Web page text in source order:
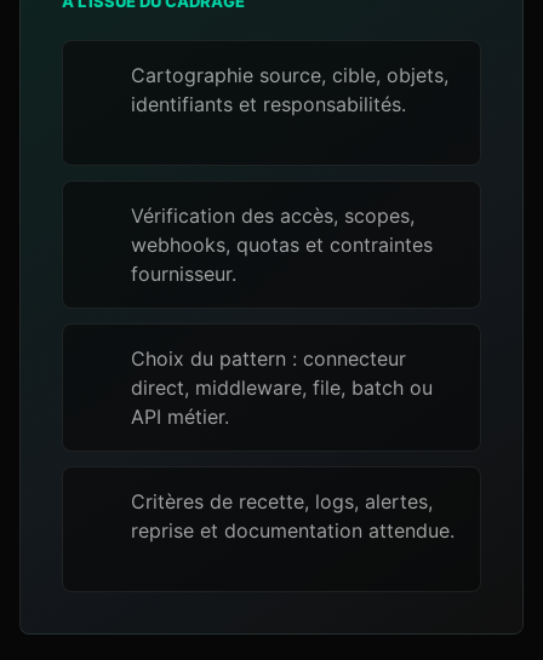
Cartographie source, cible, objets,
identifiants et responsabilités.
Vérification des accès, scopes,
webhooks, quotas et contraintes
fournisseur.
Choix du pattern : connecteur
direct, middleware, file, batch ou
API métier.
Critères de recette, logs, alertes,
reprise et documentation attendue.